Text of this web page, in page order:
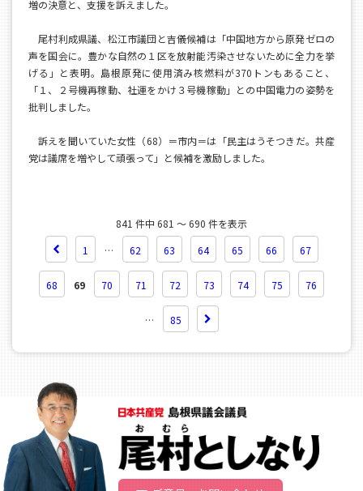
増の決意と、支援を訴えました。
尾村利成県議、松江市議団と吉儀候補は「中国地方から原発ゼロの
声を国会に。豊かな自然の１区を放射能汚染させないために全力を挙
げる」と表明。島根原発に使用済み核燃料が370トンもあること、
「１、２号機再稼動、社運をかけ３号機稼動」との中国電力の姿勢を
批判しました。
訴えを聞いていた女性（68）＝市内＝は「民主はうそつきだ。共産
党は議席を増やして頑張って」と候補を激励しました。
841 件中 681 ～ 690 件を表示
1
… 62 63 64 65 66 67
68 69 70 71 72 73 74 75 76
… 85